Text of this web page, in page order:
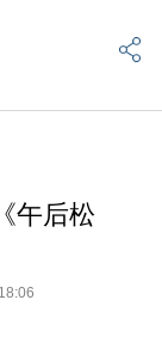
午后松